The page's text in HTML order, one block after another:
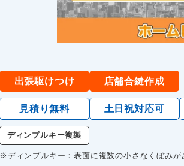
出張駆けつけ 店舗合鍵作成
見積り無料 土日祝対応可
ディンプルキー複製
※ディンプルキー：表面に複数の小さなくぼみが